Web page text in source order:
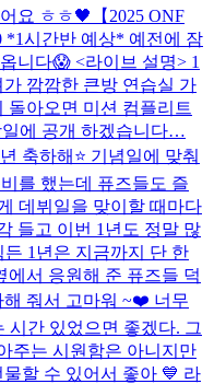
요 ㅎㅎ🖤
【2025 ONF
*1시간반 예상* 예전에 잠
니다😱 <라이브 설명> 1
깜깜한 큰방 연습실 가
돌아오면 미션 컴플리트
에 공개 하겠습니다…
축하해⭐️ 기념일에 맞춰
를 했는데 퓨즈들도 즐
데뷔일을 맞이할 때마다
들고 이번 1년도 정말 많
1년은 지금까지 단 한
에서 응원해 준 퓨즈들 덕
해 줘서 고마워 ~❤️ 너무
시간 있었으면 좋겠다. 그
주는 시원함은 아니지만
할 수 있어서 좋아 💙 라